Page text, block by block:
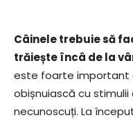
Câinele trebuie să
trăiește încâ de la
este foarte important
obișnuiască cu
necunoscuți. La